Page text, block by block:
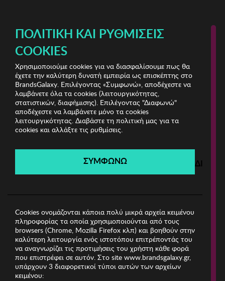
Marc Malone Sunglasses
Marc Malone Sunglasses
Λήγει σε: 00ημέρες | 00ώρες 00λεπτά 00δευτ.
Filters
ΠΟΛΙΤΙΚΉ ΚΑΙ ΡΥΘΜΊΣΕΙΣ
COOKIES
Χρησιμοποιούμε cookies για να διασφαλίσουμε πως θα
έχετε την καλύτερη δυνατή εμπειρία ως επισκέπτης στο
BrandsGalaxy. Επιλέγοντας «Συμφωνώ», αποδέχεστε να
λαμβάνετε όλα τα cookies (λειτουργικότητας,
στατιστικών, διαφήμισης). Επιλέγοντας "Διαφωνώ"
αποδέχεστε να λαμβάνετε μόνο τα cookies
λειτουργικότητας. Διαβάστε τη πολιτική μας για τα
cookies και αλλάξτε τις ρυθμίσεις.
ΣΥΜΦΩΝΩ
Cookies ονομάζονται κάποια πολύ μικρά αρχεία κειμένου
πληροφορίας τα οποία χρησιμοποιούνται από τους
browsers (Chrome, Mozilla Firefox κλπ) και βοηθούν στην
καλύτερη λειτουργία ενός ιστοτόπου επιτρέποντάς του
να αναγνωρίζει τις προτιμήσεις του χρήστη κάθε φορά
που επιστρέφει σε αυτόν. Στο site www.brandsgalaxy.gr,
υπάρχουν 3 διαφορετικοί τύποι αυτών των αρχείων
κειμένου: